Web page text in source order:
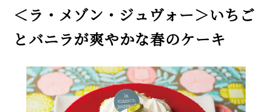
＜ラ・メゾン・ジュヴォー＞いちご
とバニラが爽やかな春のケーキ